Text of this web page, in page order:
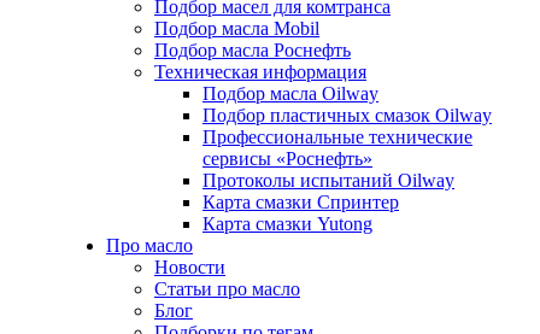
Подбор масел для комтранса
Подбор масла Mobil
Подбор масла Роснефть
Техническая информация
Подбор масла Oilway
Подбор пластичных смазок Oilway
Профессиональные технические
сервисы «Роснефть»
Протоколы испытаний Oilway
Карта смазки Спринтер
Карта смазки Yutong
Про масло
Новости
Статьи про масло
Блог